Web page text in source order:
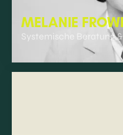
MELANIE
Systemische Beratung